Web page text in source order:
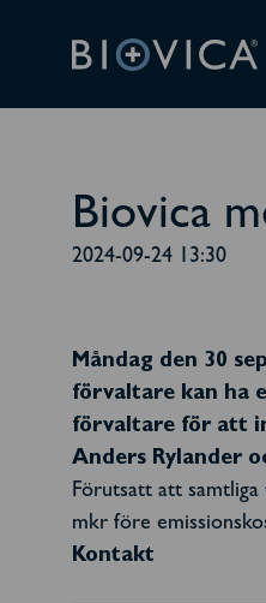
Biovica
2024-09-24 13:30
Måndag den 30
förvaltare kan ha
förvaltare för att
Anders Rylander
Förutsatt att
mkr före
Kontakt